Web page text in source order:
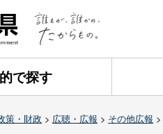
で探す
策・財政 > 広聴・広報 > その他広報 >